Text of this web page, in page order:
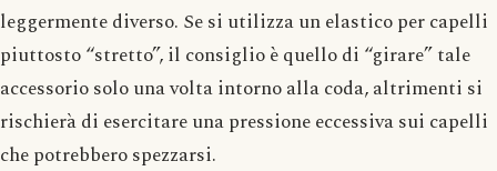
leggermente diverso. Se si utilizza un elastico per capelli
piuttosto “stretto”, il consiglio è quello di “girare” tale
accessorio solo una volta intorno alla coda, altrimenti si
rischierà di esercitare una pressione eccessiva sui capelli
che potrebbero spezzarsi.